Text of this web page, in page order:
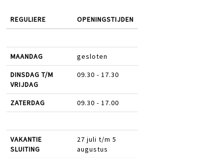
REGULIERE OPENINGSTIJDEN
MAANDAG gesloten
DINSDAG T/M
VRIJDAG
09.30 - 17.30
ZATERDAG 09.30 - 17.00
VAKANTIE
SLUITING
27 juli t/m 5
augustus